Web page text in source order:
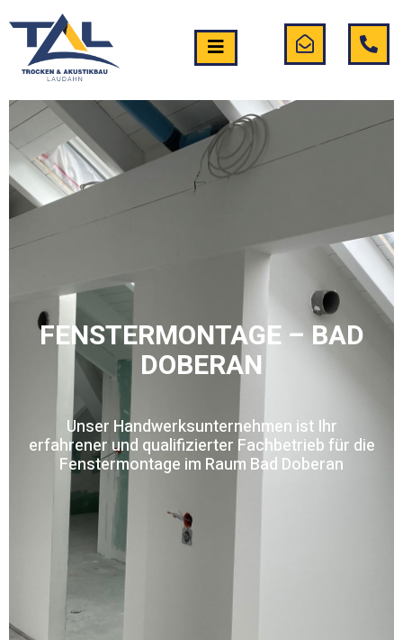
FENSTERMONTAGE – BAD
DOBERAN
Unser Handwerksunternehmen ist Ihr
erfahrener und qualifizierter Fachbetrieb für die
Fenstermontage im Raum Bad Doberan